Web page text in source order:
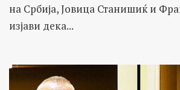
на Србија, Јовица Станишиќ и
изјави дека...